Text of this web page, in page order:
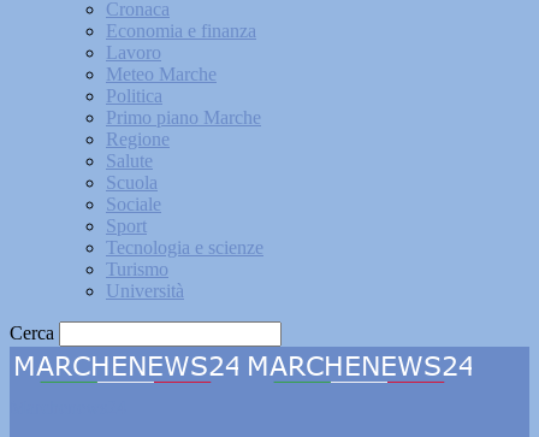
Cronaca
Economia e finanza
Lavoro
Meteo Marche
Politica
Primo piano Marche
Regione
Salute
Scuola
Sociale
Sport
Tecnologia e scienze
Turismo
Università
Cerca